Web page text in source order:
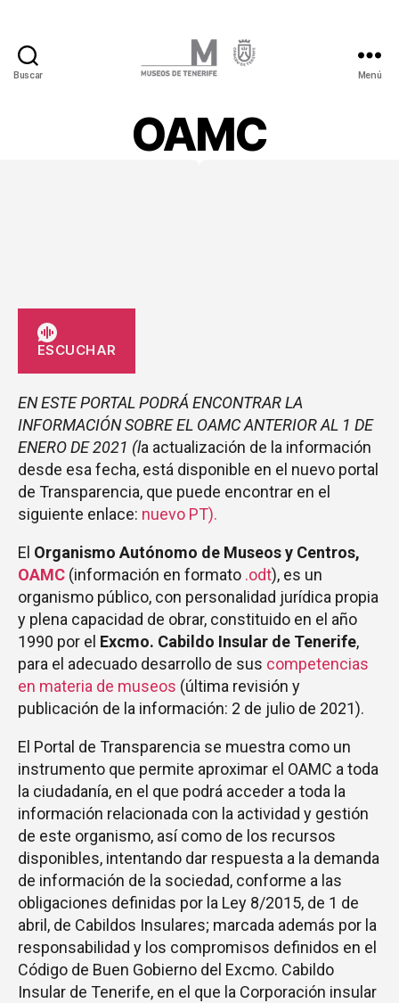
Buscar Menú
OAMC
ESCUCHAR
EN ESTE PORTAL PODRÁ ENCONTRAR LA
INFORMACIÓN SOBRE EL OAMC ANTERIOR AL 1 DE
ENERO DE 2021 (la actualización de la información
desde esa fecha, está disponible en el nuevo portal
de Transparencia, que puede encontrar en el
siguiente enlace: nuevo PT).
El Organismo Autónomo de Museos y Centros,
OAMC (información en formato .odt), es un
organismo público, con personalidad jurídica propia
y plena capacidad de obrar, constituido en el año
1990 por el Excmo. Cabildo Insular de Tenerife,
para el adecuado desarrollo de sus competencias
en materia de museos (última revisión y
publicación de la información: 2 de julio de 2021).
El Portal de Transparencia se muestra como un
instrumento que permite aproximar el OAMC a toda
la ciudadanía, en el que podrá acceder a toda la
información relacionada con la actividad y gestión
de este organismo, así como de los recursos
disponibles, intentando dar respuesta a la demanda
de información de la sociedad, conforme a las
obligaciones definidas por la Ley 8/2015, de 1 de
abril, de Cabildos Insulares; marcada además por la
responsabilidad y los compromisos definidos en el
Código de Buen Gobierno del Excmo. Cabildo
Insular de Tenerife, en el que la Corporación insular